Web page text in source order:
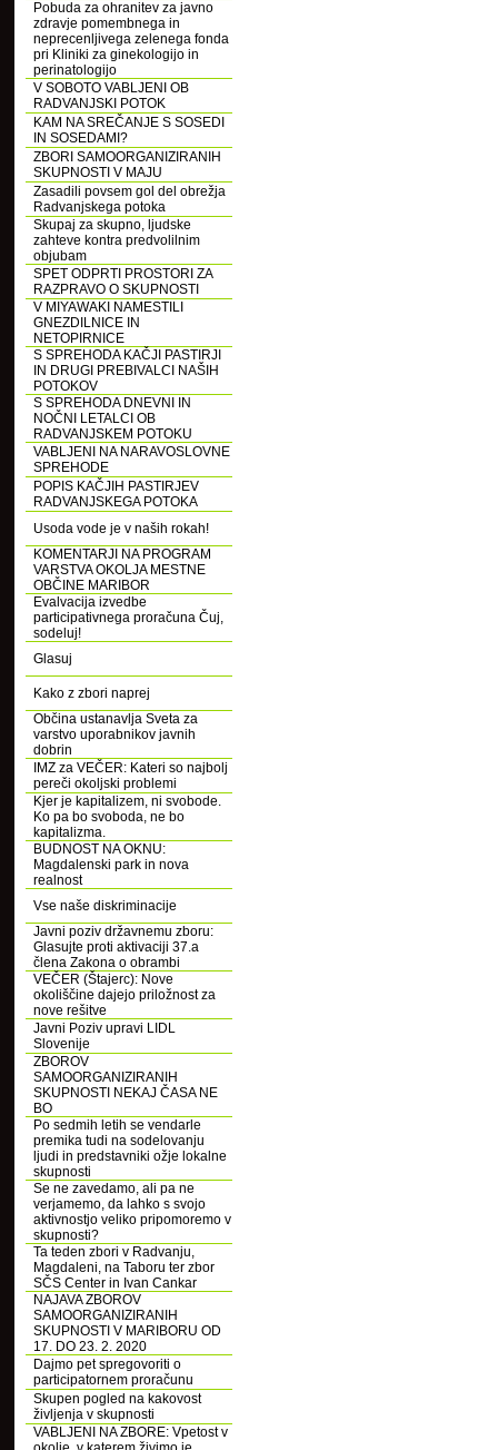
Pobuda za ohranitev za javno
zdravje pomembnega in
neprecenljivega zelenega fonda
pri Kliniki za ginekologijo in
perinatologijo
V SOBOTO VABLJENI OB
RADVANJSKI POTOK
KAM NA SREČANJE S SOSEDI
IN SOSEDAMI?
ZBORI SAMOORGANIZIRANIH
SKUPNOSTI V MAJU
Zasadili povsem gol del obrežja
Radvanjskega potoka
Skupaj za skupno, ljudske
zahteve kontra predvolilnim
objubam
SPET ODPRTI PROSTORI ZA
RAZPRAVO O SKUPNOSTI
V MIYAWAKI NAMESTILI
GNEZDILNICE IN
NETOPIRNICE
S SPREHODA KAČJI PASTIRJI
IN DRUGI PREBIVALCI NAŠIH
POTOKOV
S SPREHODA DNEVNI IN
NOČNI LETALCI OB
RADVANJSKEM POTOKU
VABLJENI NA NARAVOSLOVNE
SPREHODE
POPIS KAČJIH PASTIRJEV
RADVANJSKEGA POTOKA
Usoda vode je v naših rokah!
KOMENTARJI NA PROGRAM
VARSTVA OKOLJA MESTNE
OBČINE MARIBOR
Evalvacija izvedbe
participativnega proračuna Čuj,
sodeluj!
Glasuj
Kako z zbori naprej
Občina ustanavlja Sveta za
varstvo uporabnikov javnih
dobrin
IMZ za VEČER: Kateri so najbolj
pereči okoljski problemi
Kjer je kapitalizem, ni svobode.
Ko pa bo svoboda, ne bo
kapitalizma.
BUDNOST NA OKNU:
Magdalenski park in nova
realnost
Vse naše diskriminacije
Javni poziv državnemu zboru:
Glasujte proti aktivaciji 37.a
člena Zakona o obrambi
VEČER (Štajerc): Nove
okoliščine dajejo priložnost za
nove rešitve
Javni Poziv upravi LIDL
Slovenije
ZBOROV
SAMOORGANIZIRANIH
SKUPNOSTI NEKAJ ČASA NE
BO
Po sedmih letih se vendarle
premika tudi na sodelovanju
ljudi in predstavniki ožje lokalne
skupnosti
Se ne zavedamo, ali pa ne
verjamemo, da lahko s svojo
aktivnostjo veliko pripomoremo v
skupnosti?
Ta teden zbori v Radvanju,
Magdaleni, na Taboru ter zbor
SČS Center in Ivan Cankar
NAJAVA ZBOROV
SAMOORGANIZIRANIH
SKUPNOSTI V MARIBORU OD
17. DO 23. 2. 2020
Dajmo pet spregovoriti o
participatornem proračunu
Skupen pogled na kakovost
življenja v skupnosti
VABLJENI NA ZBORE: Vpetost v